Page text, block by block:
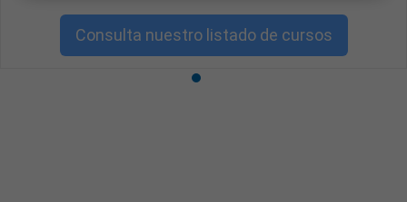
Consulta nuestro listado de cursos